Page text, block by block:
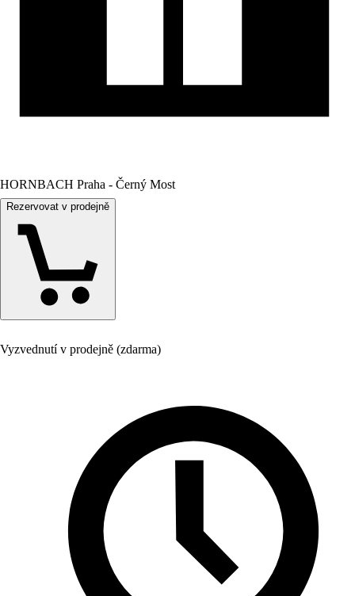
HORNBACH Praha - Černý Most
Rezervovat v prodejně
Vyzvednutí v prodejně (zdarma)